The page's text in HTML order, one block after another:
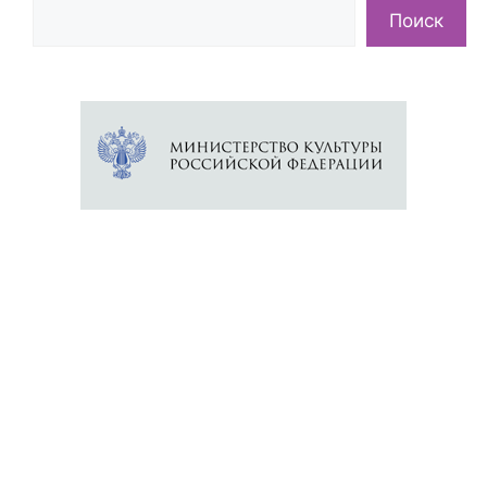
Поиск